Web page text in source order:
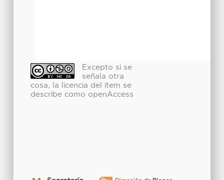
Excepto si se
señala otra
cosa, la licencia del ítem se
describe como openAccess